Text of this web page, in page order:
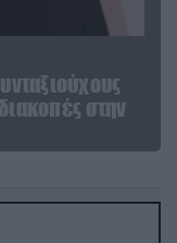
στην